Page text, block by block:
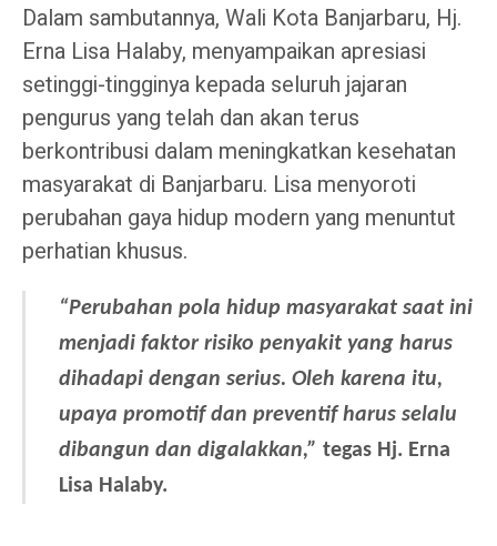
Dalam sambutannya, Wali Kota Banjarbaru, Hj.
Erna Lisa Halaby, menyampaikan apresiasi
setinggi-tingginya kepada seluruh jajaran
pengurus yang telah dan akan terus
berkontribusi dalam meningkatkan kesehatan
masyarakat di Banjarbaru. Lisa menyoroti
perubahan gaya hidup modern yang menuntut
perhatian khusus.
“Perubahan pola hidup masyarakat saat ini
menjadi faktor risiko penyakit yang harus
dihadapi dengan serius. Oleh karena itu,
upaya promotif dan preventif harus selalu
dibangun dan digalakkan,” tegas Hj. Erna
Lisa Halaby.